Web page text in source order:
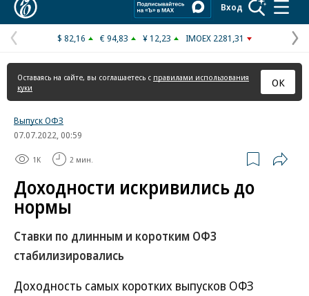
Вход
Предыдущая
страница
$ 82,16 € 94,83 ¥ 12,23 IMOEX 2281,31
Оставаясь на сайте, вы соглашаетесь с правилами использования
куки
ОК
Выпуск ОФЗ
07.07.2022, 00:59
1K 2 мин.
Доходности искривились до
нормы
Ставки по длинным и коротким ОФЗ
стабилизировались
Доходность самых коротких выпусков ОФЗ